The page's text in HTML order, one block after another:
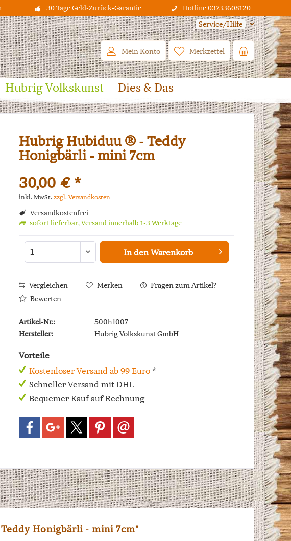
30 Tage Geld-Zurück-Garantie Hotline 03733608120
Service/Hilfe
Merkzettel
Mein Konto
Hubrig Volkskunst Dies & Das
Hubrig Hubiduu ® - Teddy
Honigbärli - mini 7cm
30,00 € *
inkl. MwSt. zzgl. Versandkosten
Versandkostenfrei
sofort lieferbar, Versand innerhalb 1-3 Werktage
In den Warenkorb
Vergleichen Merken
Fragen zum Artikel?
Bewerten
Artikel-Nr.:
500h1007
Hersteller:
Hubrig Volkskunst GmbH
Vorteile
Kostenloser Versand ab 99 Euro*
Schneller Versand mit DHL
Bequemer Kauf auf Rechnung
Honigbärli - mini 7cm"